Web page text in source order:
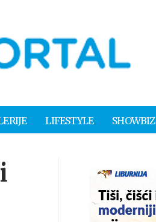
LIFESTYLE SHOWBIZ